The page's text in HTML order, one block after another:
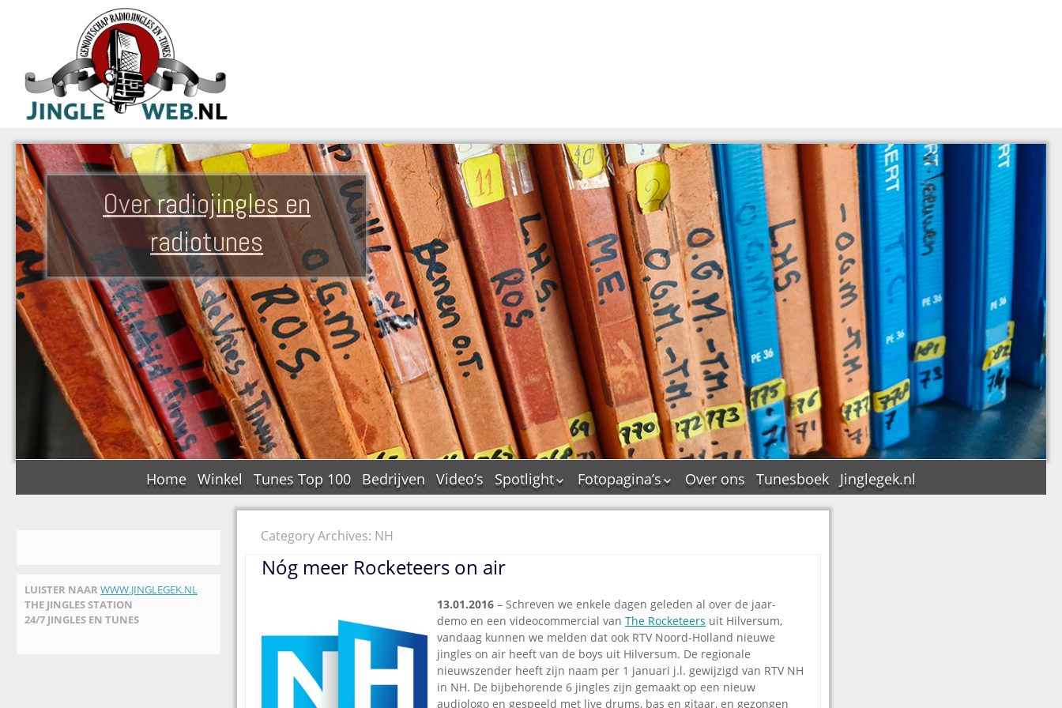
Over radiojingles en
radiotunes
Home Winkel Tunes Top 100 Bedrijven Video’s
Spotlight
De Tourflitsjingle –
Dallas jingle city
De Tourtune
Ferry Maat 65
Ferry Maat interview
Jingle Awards
Jingle NIEUW
Fotopagina’s
JAM in pictures
Top Format in
pictures
Dik Voormekaar in
foto’s
Over ons Tunesboek Jinglegek.nl
LUISTER NAAR WWW.JINGLEGEK.NL
THE JINGLES STATION
24/7 JINGLES EN TUNES
Category Archives: NH
Nóg meer Rocketeers on air
13.01.2016 – Schreven we enkele dagen geleden al over de jaar-
demo en een videocommercial van The Rocketeers uit Hilversum,
vandaag kunnen we melden dat ook RTV Noord-Holland nieuwe
jingles on air heeft van de boys uit Hilversum. De regionale
nieuwszender heeft zijn naam per 1 januari j.l. gewijzigd van RTV NH
in NH. De bijbehorende 6 jingles zijn gemaakt op een nieuw
audiologo en gespeeld met live drums, bas en gitaar, en gezongen